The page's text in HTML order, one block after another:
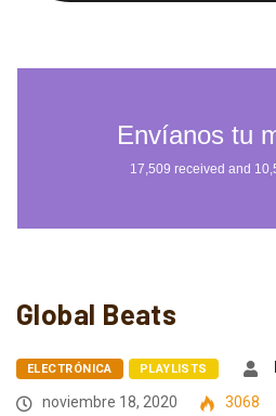
Global Beats
ELECTRÓNICA PLAYLISTS
noviembre 18, 2020
3068